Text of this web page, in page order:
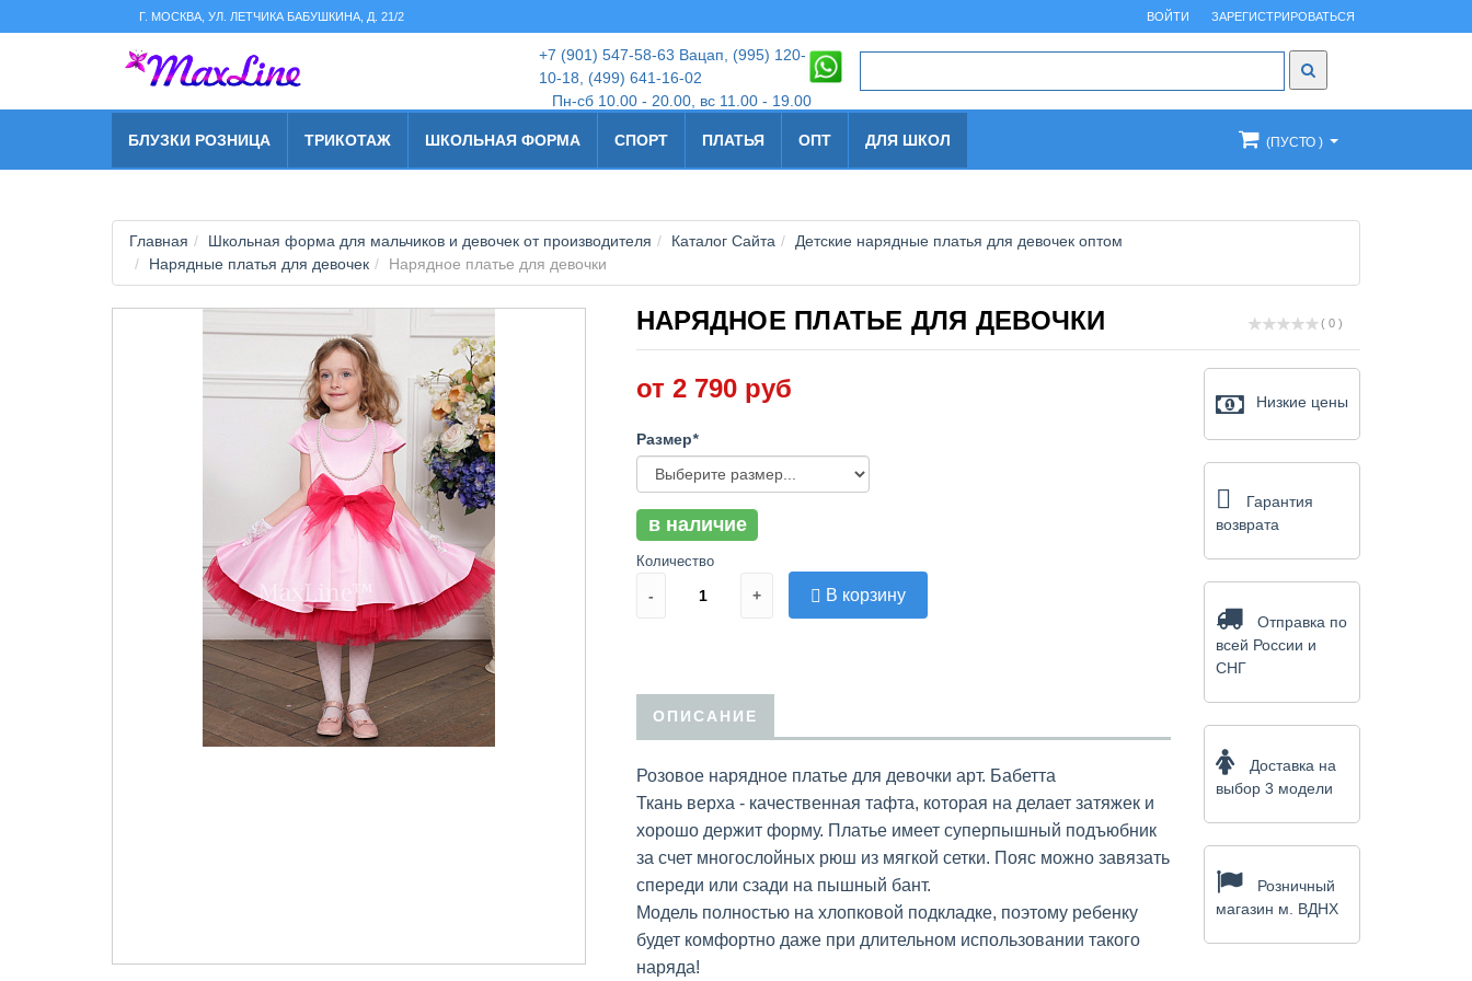
Г. МОСКВА, УЛ. ЛЕТЧИКА БАБУШКИНА, Д. 21/2 ВОЙТИ ЗАРЕГИСТРИРОВАТЬСЯ
+7 (901) 547-58-63 Вацап, (995) 120-
10-18
(499) 641-16-02
Пн-сб 10.00 - 20.00, вс 11.00 - 19.00
БЛУЗКИ РОЗНИЦА ТРИКОТАЖ ШКОЛЬНАЯ ФОРМА СПОРТ ПЛАТЬЯ ОПТ ДЛЯ ШКОЛ (ПУСТО )
Главная Школьная форма для мальчиков и девочек от производителя Каталог Сайта
Детские нарядные платья для девочек оптом
Нарядные платья для девочек
Нарядное платье для девочки
( 0 )
НАРЯДНОЕ ПЛАТЬЕ ДЛЯ ДЕВОЧКИ
от 2 790 руб
Размер*
в наличие
Количество
- + В корзину
ОПИСАНИЕ
Розовое нарядное платье для девочки арт. Бабетта
Ткань верха - качественная тафта, которая на делает затяжек и
хорошо держит форму. Платье имеет суперпышный подъюбник
за счет многослойных рюш из мягкой сетки. Пояс можно завязать
спереди или сзади на пышный бант.
Модель полностью на хлопковой подкладке, поэтому ребенку
будет комфортно даже при длительном использовании такого
наряда!
Низкие цены
Гарантия
возврата
Отправка по
всей России и
СНГ
Доставка на
выбор 3 модели
Розничный
магазин м. ВДНХ